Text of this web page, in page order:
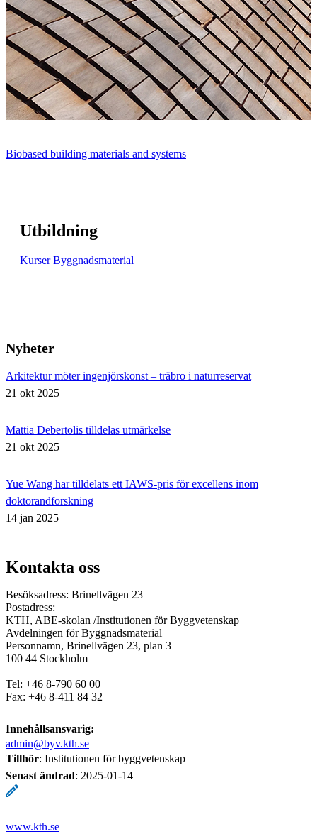
Biobased building materials and systems
Utbildning
Kurser Byggnadsmaterial
Nyheter
Arkitektur möter ingenjörskonst – träbro i naturreservat
21 okt 2025
Mattia Debertolis tilldelas utmärkelse
21 okt 2025
Yue Wang har tilldelats ett IAWS-pris för excellens inom
doktorandforskning
14 jan 2025
Kontakta oss
Besöksadress: Brinellvägen 23
Postadress:
KTH, ABE-skolan /Institutionen för Byggvetenskap
Avdelningen för Byggnadsmaterial
Personnamn, Brinellvägen 23, plan 3
100 44 Stockholm
Tel: +46 8-790 60 00
Fax: +46 8-411 84 32
Innehållsansvarig:
admin@byv.kth.se
Tillhör: Institutionen för byggvetenskap
Senast ändrad: 2025-01-14
www.kth.se